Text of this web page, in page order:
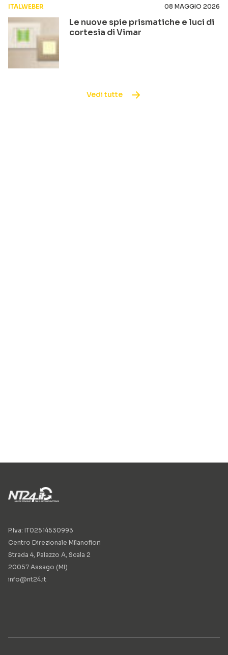
ITALWEBER 08 MAGGIO 2026
Le nuove spie prismatiche e luci di
cortesia di Vimar
Vedi tutte
P.Iva: IT02514530993
Centro Direzionale Milanofiori
Strada 4, Palazzo A, Scala 2
20057 Assago (MI)
info@nt24.it